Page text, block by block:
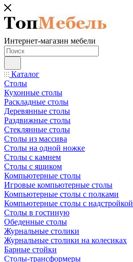
Интернет-магазин мебели
Каталог
Столы
Кухонные столы
Раскладные столы
Деревянные столы
Раздвижные столы
Стеклянные столы
Столы из массива
Столы на одной ножке
Столы с камнем
Столы с ящиком
Компьютерные столы
Игровые компьютерные столы
Компьютерные столы с полками
Компьютерные столы с надстройкой
Столы в гостиную
Обеденные столы
Журнальные столики
Журнальные столики на колесиках
Барные стойки
Столы-трансформеры